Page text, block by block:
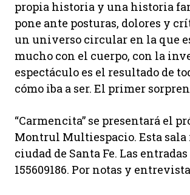
propia historia y una historia
pone ante posturas, dolores y
un universo circular en la que
mucho con el cuerpo, con la
espectáculo es el resultado de
cómo iba a ser. El primer
“Carmencita” se presentará el
Montrul Multiespacio. Esta sala
ciudad de Santa Fe. Las
155609186. Por notas y